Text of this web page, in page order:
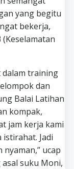
yang begitu
bekerja,
dalam training
dan
Balai Latihan
kompak,
jam kerja kami
Jadi
ucap
suku Moni,